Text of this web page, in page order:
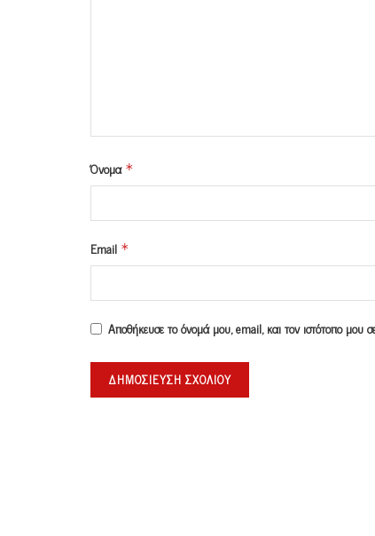
Όνομα *
Email *
Αποθήκευσε το όνομά μου, email, και τον ιστότοπο